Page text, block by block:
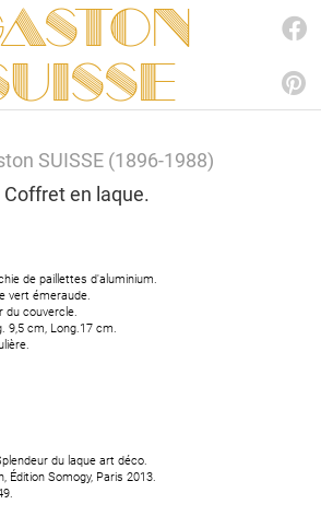
SUISSE (1896-1988)
Coffret en laque.
de paillettes d'aluminium.
vert émeraude.
du couvercle.
9,5 cm, Long.17 cm.
du laque art déco.
Édition Somogy, Paris 2013.